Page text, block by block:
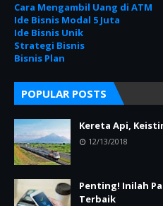
Cara Mengambil Uang di ATM
Ide Bisnis Modal 5 Juta
Ide Bisnis Unik
Strategi Bisnis
Bisnis Plan
POPULAR POSTS
Kereta Api,
12/13/2018
Penting! Inilah
Terbaik